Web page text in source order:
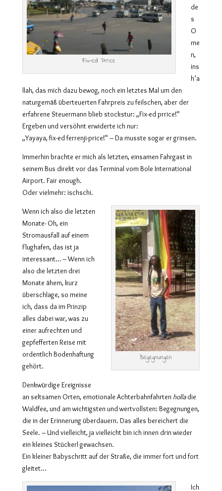
Fix-ed Prrice
de
s
O
me
n,
ins
h’a
llah, das mich dazu bewog, noch ein letztes Mal um den
naturgemäß überteuerten Fahrpreis zu feilschen, aber der
erfahrene Steuermann blieb stockstur: „Fix-ed prrice!“
Ergeben und versöhnt erwiderte ich nur:
„Yayaya, fix-ed ferrenji-price!“ – Da musste sogar er grinsen.
Immerhin brachte er mich als letzten, einsamen Fahrgast in
seinem Bus direkt vor das Terminal vom Bole International
Airport. Fair enough.
Oder vielmehr: ischschi.
Begegnungen
Wenn ich also die letzten
Monate- Oh, ein
Stromausfall auf einem
Flughafen, das ist ja
interessant… – Wenn ich
also die letzten drei
Monate ähem, kurz
überschlage, so meine
ich, dass da im Prinzip
alles dabei war, was zu
einer aufrechten und
gepfefferten Reise mit
ordentlich Bodenhaftung
gehört.
Denkwürdige Ereignisse
an seltsamen Orten, emotionale Achterbahnfahrten holladie
Waldfee, und am wichtigsten und wertvollsten: Begegnungen,
die in der Erinnerung überdauern. Das alles bereichert die
Seele. – Und vielleicht, ja vielleicht bin ich innen drin wieder
ein kleines Stückerl gewachsen.
Ein kleiner Babyschritt auf der Straße, die immer fort und fort
gleitet…
Ich